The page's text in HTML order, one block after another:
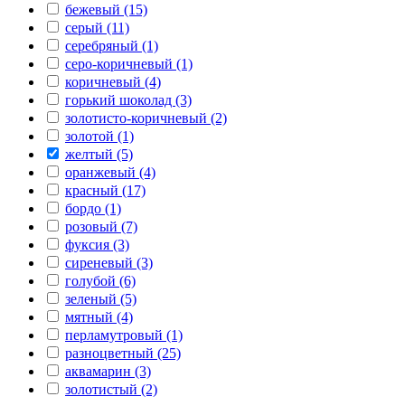
бежевый (15)
серый (11)
серебряный (1)
серо-коричневый (1)
коричневый (4)
горький шоколад (3)
золотисто-коричневый (2)
золотой (1)
желтый (5)
оранжевый (4)
красный (17)
бордо (1)
розовый (7)
фуксия (3)
сиреневый (3)
голубой (6)
зеленый (5)
мятный (4)
перламутровый (1)
разноцветный (25)
аквамарин (3)
золотистый (2)